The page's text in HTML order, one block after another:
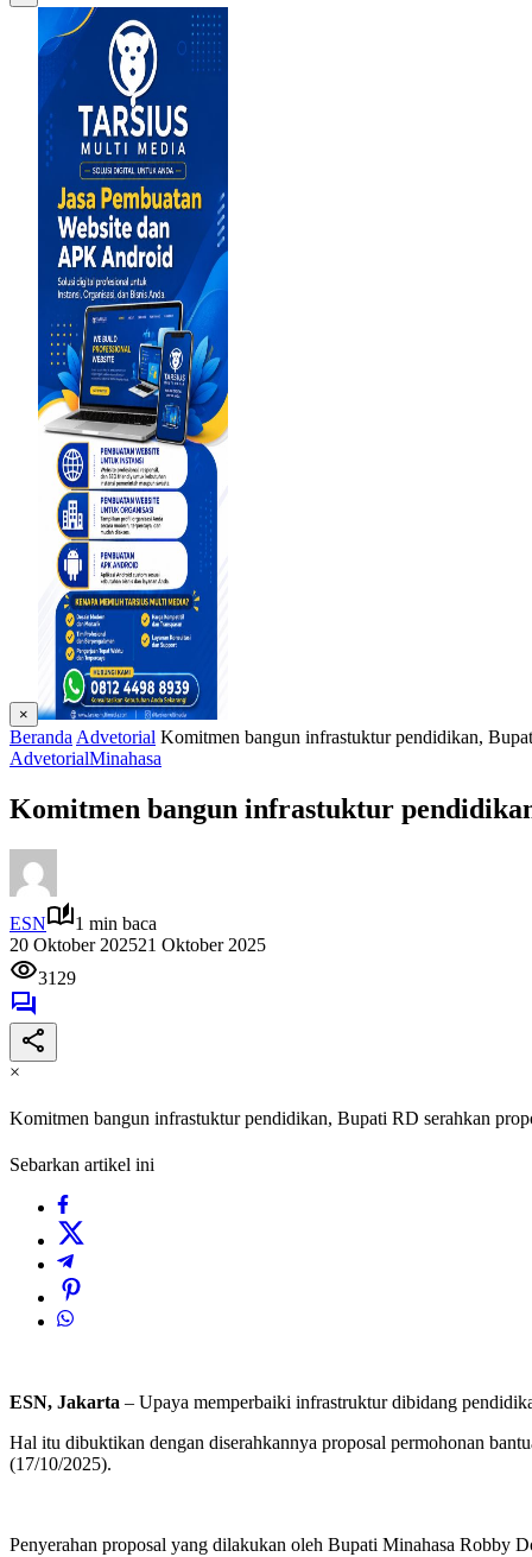
×
Beranda Advetorial Komitmen bangun infrastuktur pendidikan,
AdvetorialMinahasa
Komitmen bangun infrastuktur
ESN
1 min baca
20 Oktober 202521 Oktober 2025
3129
×
Komitmen bangun infrastuktur pendidikan, Bupati RD serahkan
Sebarkan artikel ini
ESN, Jakarta – Upaya memperbaiki infrastruktur dibidang
Hal itu dibuktikan dengan diserahkannya proposal permohonan
(17/10/2025).
Penyerahan proposal yang dilakukan oleh Bupati Minahasa Robby